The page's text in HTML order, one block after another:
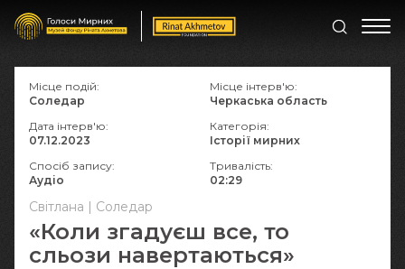
Світлана | Соледар
«Коли згадуєш все, то
сльози навертаються»
Місце подій:
Соледар
Місце інтерв'ю:
Черкаська область
Дата інтерв'ю:
07.12.2023
Категорія:
Історії мирних
Спосіб запису:
Аудіо
Тривалість:
02:29